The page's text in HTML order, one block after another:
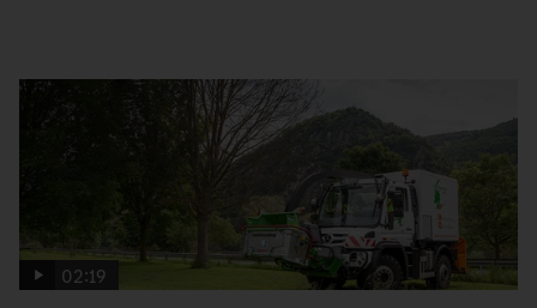
02:19